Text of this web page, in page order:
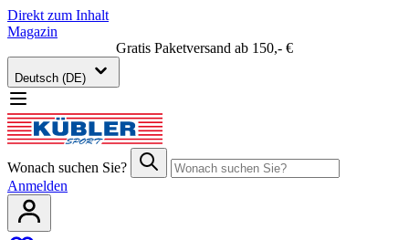
Direkt zum Inhalt
Magazin
Gratis Paketversand ab 150,- €
Deutsch (DE)
Wonach suchen Sie?
Anmelden